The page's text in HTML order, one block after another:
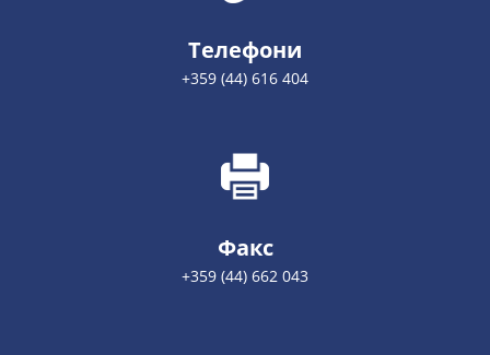
Телефони
+359 (44) 616 404
Факс
+359 (44) 662 043